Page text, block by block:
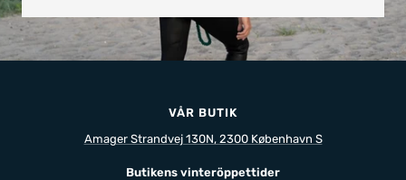
VÅR BUTIK
Amager Strandvej 130N, 2300 København S
Butikens vinteröppettider